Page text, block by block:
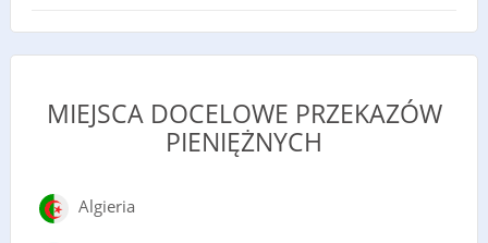
MIEJSCA DOCELOWE PRZEKAZÓW
PIENIĘŻNYCH
Algieria